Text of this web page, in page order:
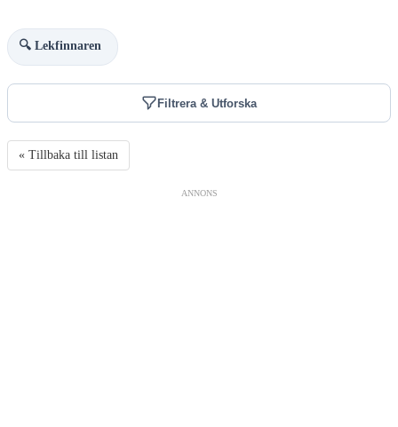
🔍 Lekfinnaren
Filtrera & Utforska
« Tillbaka till listan
ANNONS